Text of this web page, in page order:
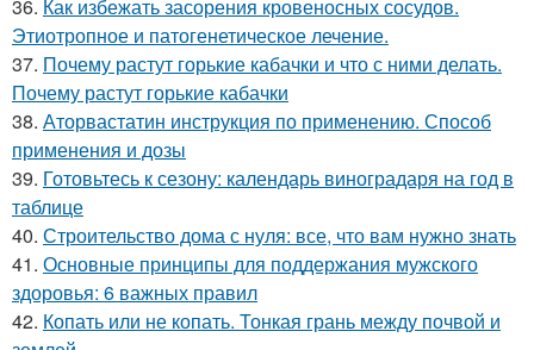
36. Как избежать засорения кровеносных сосудов.
Этиотропное и патогенетическое лечение.
37. Почему растут горькие кабачки и что с ними делать.
Почему растут горькие кабачки
38. Аторвастатин инструкция по применению. Способ
применения и дозы
39. Готовьтесь к сезону: календарь виноградаря на год в
таблице
40. Строительство дома с нуля: все, что вам нужно знать
41. Основные принципы для поддержания мужского
здоровья: 6 важных правил
42. Копать или не копать. Тонкая грань между почвой и